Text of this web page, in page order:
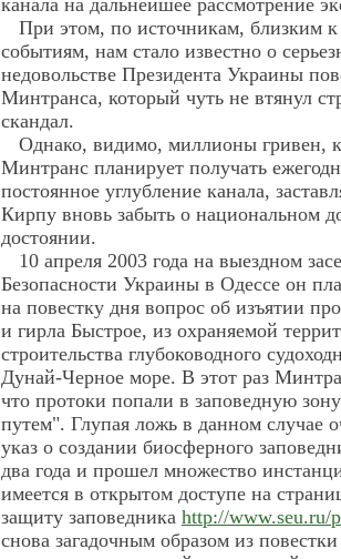
канала на дальнейшее рассмотрение
При этом, по источникам, близким
событиям, нам стало известно о
недовольстве Президента Украины
Минтранса, который чуть не втянул
скандал.
Однако, видимо, миллионы гривен,
Минтранс планирует получать
постоянное углубление канала,
Кирпу вновь забыть о национальном
достоянии.
10 апреля 2003 года на выездном
Безопасности Украины в Одессе он
на повестку дня вопрос об изъятии
и гирла Быстрое, из охраняемой
строительства глубоководного
Дунай-Черное море. В этот раз
что протоки попали в заповедную
путем". Глупая ложь в данном случае
указ о создании биосферного
два года и прошел множество
имеется в открытом доступе на
защиту заповедника http://www.seu.ru/
снова загадочным образом из